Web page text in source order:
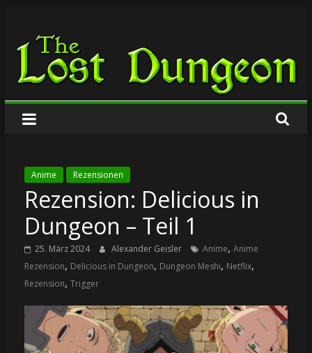
springen
The
Lost
Dungeon
Anime Rezensionen
Rezension: Delicious in
Dungeon – Teil 1
25. März 2024 Alexander Geisler Anime, Anime
Rezension, Delicious in Dungeon, Dungeon Meshi, Netflix,
Rezension, Trigger